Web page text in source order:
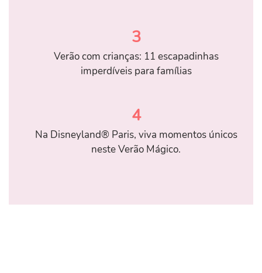
3
Verão com crianças: 11 escapadinhas
imperdíveis para famílias
4
Na Disneyland® Paris, viva momentos únicos
neste Verão Mágico.